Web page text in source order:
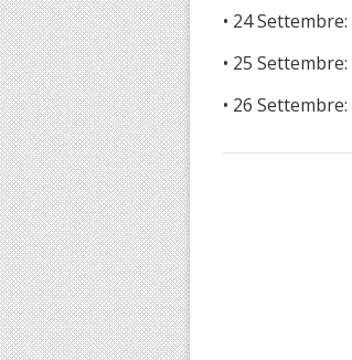
• 24
• 25
• 26